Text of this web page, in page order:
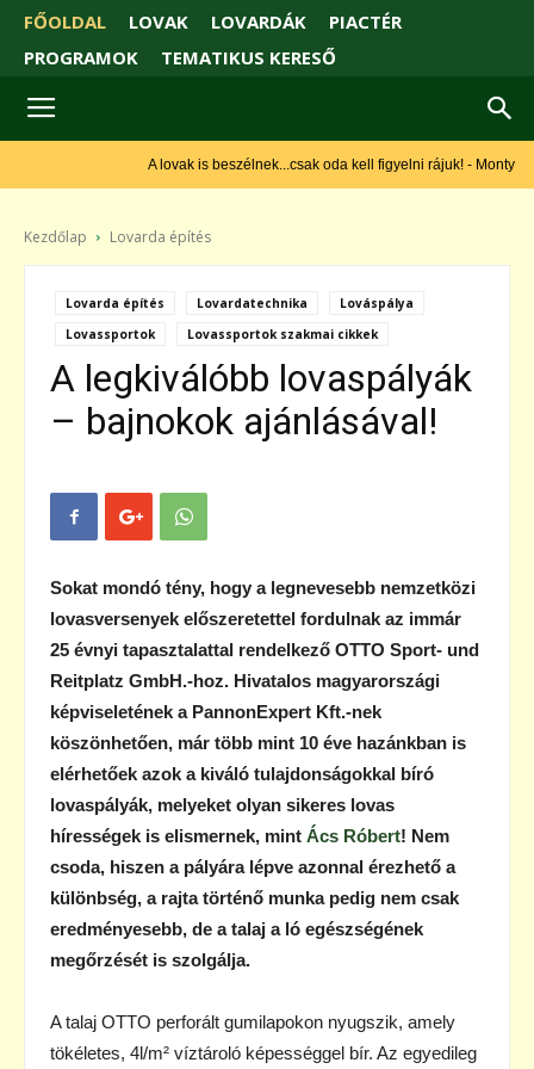
FŐOLDAL LOVAK LOVARDÁK
PIACTÉR
PROGRAMOK
TEMATIKUS KERESŐ
A lovak is beszélnek...csak oda kell figyelni rájuk! - Monty Roberts
Kezdőlap Lovarda építés
Lovarda építés Lovardatechnika
Lováspálya
Lovassportok
Lovassportok szakmai cikkek
A legkiválóbb lovaspályák
– bajnokok ajánlásával!
Sokat mondó tény, hogy a legnevesebb nemzetközi
lovasversenyek előszeretettel fordulnak az immár
25 évnyi tapasztalattal rendelkező OTTO Sport- und
Reitplatz GmbH.-hoz. Hivatalos magyarországi
képviseletének a PannonExpert Kft.-nek
köszönhetően, már több mint 10 éve hazánkban is
elérhetőek azok a kiváló tulajdonságokkal bíró
lovaspályák, melyeket olyan sikeres lovas
hírességek is elismernek, mint Ács Róbert! Nem
csoda, hiszen a pályára lépve azonnal érezhető a
különbség, a rajta történő munka pedig nem csak
eredményesebb, de a talaj a ló egészségének
megőrzését is szolgálja.
A talaj OTTO perforált gumilapokon nyugszik, amely
tökéletes, 4l/m² víztároló képességgel bír. Az egyedileg